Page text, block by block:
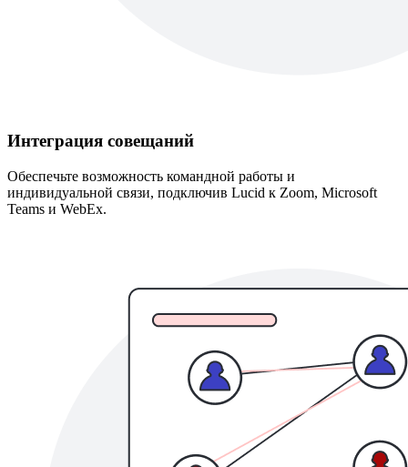
Интеграция совещаний
Обеспечьте возможность командной работы и
индивидуальной связи, подключив Lucid к Zoom, Microsoft
Teams и WebEx.